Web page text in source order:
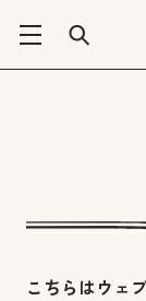
こちらはウェ